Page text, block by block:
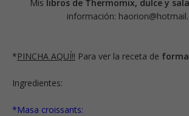
Mis libros de Thermomix, dulce y
información:
*PINCHA AQUÍ!! Para ver la receta de
Ingredientes:
*Masa croissants: